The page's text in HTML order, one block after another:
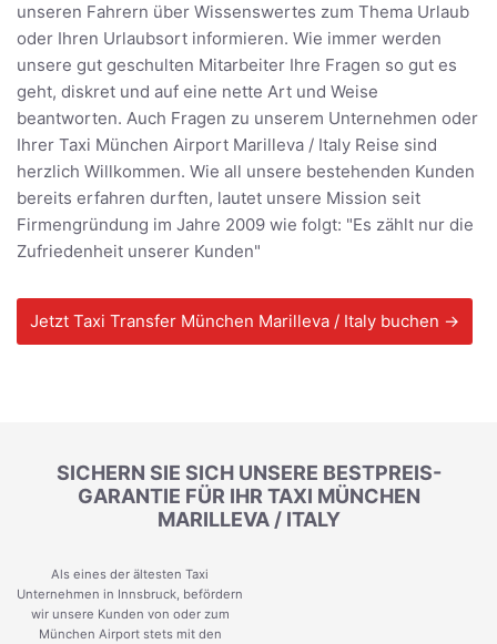
unseren Fahrern über Wissenswertes zum Thema Urlaub
oder Ihren Urlaubsort informieren. Wie immer werden
unsere gut geschulten Mitarbeiter Ihre Fragen so gut es
geht, diskret und auf eine nette Art und Weise
beantworten. Auch Fragen zu unserem Unternehmen oder
Ihrer Taxi München Airport Marilleva / Italy Reise sind
herzlich Willkommen. Wie all unsere bestehenden Kunden
bereits erfahren durften, lautet unsere Mission seit
Firmengründung im Jahre 2009 wie folgt: "Es zählt nur die
Zufriedenheit unserer Kunden"
Jetzt Taxi Transfer München Marilleva / Italy buchen →
SICHERN SIE SICH UNSERE BESTPREIS-
GARANTIE FÜR IHR TAXI MÜNCHEN
MARILLEVA / ITALY
Als eines der ältesten Taxi
Unternehmen in Innsbruck, befördern
wir unsere Kunden von oder zum
München Airport stets mit den